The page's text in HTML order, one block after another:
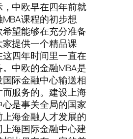
中欧早在四年前就
课程的初步想
望能够在充分准备
提供一个精品课
四年时间里一直在
中欧的金融MBA是
际金融中心输送相
服务的。建设上海
是事关全局的国家
海金融人才发展的
海国际金融中心建